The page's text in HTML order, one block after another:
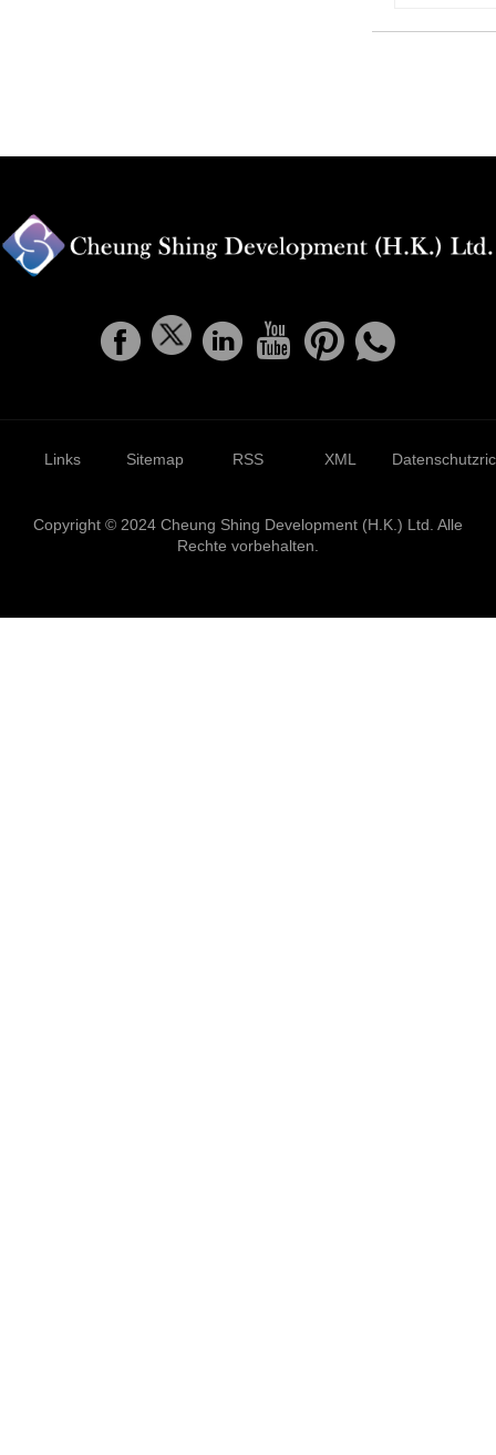
Links Sitemap RSS XML
Copyright © 2024 Cheung Shing Development (H.K.) Ltd. Alle
Rechte vorbehalten.